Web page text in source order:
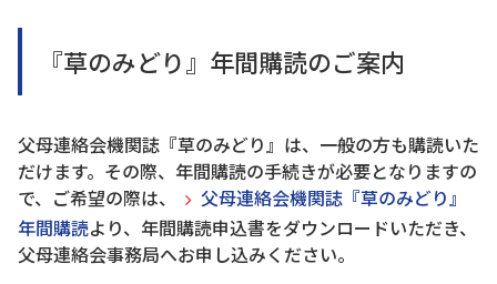
『草のみどり』年間購読のご案内
父母連絡会機関誌『草のみどり』は、一般の方も購読いた
だけます。その際、年間購読の手続きが必要となりますの
で、ご希望の際は、
父母連絡会機関誌『草のみどり』
年間購読より、年間購読申込書をダウンロードいただき、
父母連絡会事務局へお申し込みください。